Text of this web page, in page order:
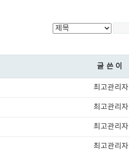
글쓴이
최고관리자
최고관리자
최고관리자
최고관리자